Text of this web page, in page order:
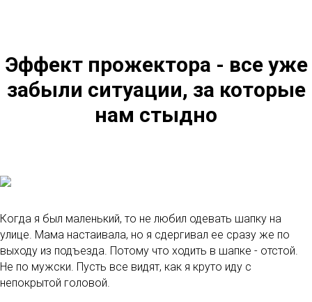
Эффект прожектора - все уже
забыли ситуации, за которые
нам стыдно
Когда я был маленький, то не любил одевать шапку на
улице. Мама настаивала, но я сдергивал ее сразу же по
выходу из подъезда. Потому что ходить в шапке - отстой.
Не по мужски. Пусть все видят, как я круто иду с
непокрытой головой.